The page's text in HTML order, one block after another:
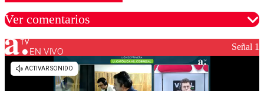
Ver comentarios
Los comentarios son moderados para garantizar un
diálogo respetuoso.
EN VIVO Señal 1